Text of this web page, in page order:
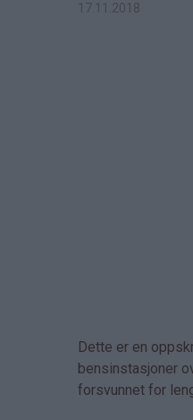
17.11.2018
Dette er en
bensinstasjoner
forsvunnet for